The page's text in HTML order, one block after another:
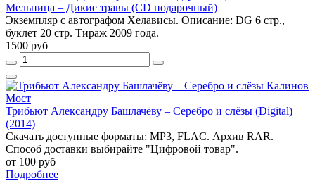
Мельница – Дикие травы (CD подарочный)
Экземпляр с автографом Хелависы. Описание: DG 6 стр.,
буклет 20 стр. Тираж 2009 года.
1500 руб
Трибьют Александру Башлачёву – Серебро и слёзы (Digital)
(2014)
Скачать доступные форматы: MP3, FLAC. Архив RAR.
Способ доставки выбирайте "Цифровой товар".
от 100 руб
Подробнее